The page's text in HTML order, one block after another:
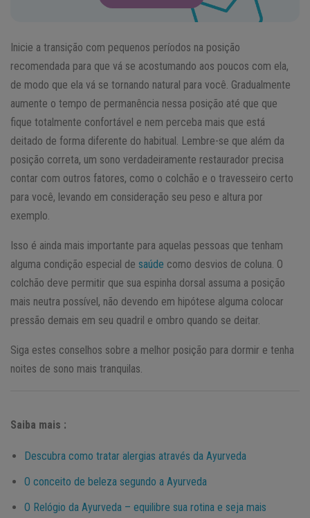
Inicie a transição com pequenos períodos na posição
recomendada para que vá se acostumando aos poucos com ela,
de modo que ela vá se tornando natural para você. Gradualmente
aumente o tempo de permanência nessa posição até que que
fique totalmente confortável e nem perceba mais que está
deitado de forma diferente do habitual. Lembre-se que além da
posição correta, um sono verdadeiramente restaurador precisa
contar com outros fatores, como o colchão e o travesseiro certo
para você, levando em consideração seu peso e altura por
exemplo.
Isso é ainda mais importante para aquelas pessoas que tenham
alguma condição especial de saúde como desvios de coluna. O
colchão deve permitir que sua espinha dorsal assuma a posição
mais neutra possível, não devendo em hipótese alguma colocar
pressão demais em seu quadril e ombro quando se deitar.
Siga estes conselhos sobre a melhor posição para dormir e tenha
noites de sono mais tranquilas.
Saiba mais :
Descubra como tratar alergias através da Ayurveda
O conceito de beleza segundo a Ayurveda
O Relógio da Ayurveda – equilibre sua rotina e seja mais